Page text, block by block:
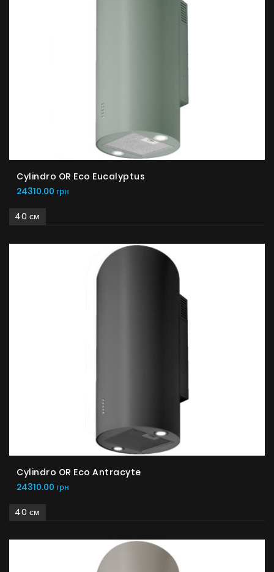
Cylindro OR Eco Eucalyptus
24310.00 грн
40 см
Cylindro OR Eco Antracyte
24310.00 грн
40 см